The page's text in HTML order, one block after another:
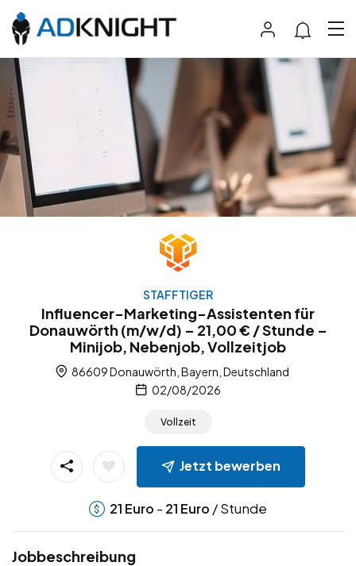
STAFFTIGER
Influencer-Marketing-Assistenten für
Donauwörth (m/w/d) – 21,00 € / Stunde –
Minijob, Nebenjob, Vollzeitjob
86609 Donauwörth, Bayern, Deutschland
02/08/2026
Vollzeit
Jetzt bewerben
21 Euro - 21 Euro / Stunde
Jobbeschreibung